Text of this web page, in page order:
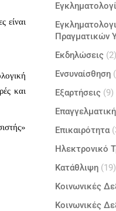
είναι
και
Πραγματικών
Εκδηλώσεις(2)
Ενσυναίσθηση
Εξαρτήσεις(9)
Επικαιρότητα
Ηλεκτρονικό
Κατάθλιψη(19)
Κοινωνικές
Κοινωνικές